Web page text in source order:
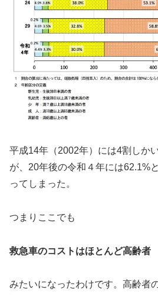
平成14年（2002年）には4割しか
が、20年後の令和４年には62.1%
ってしまった。
つまりここでも
救急車のコストはほとんど高齢者
みたいになったわけです。高齢者